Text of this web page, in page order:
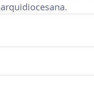
arquidiocesana.